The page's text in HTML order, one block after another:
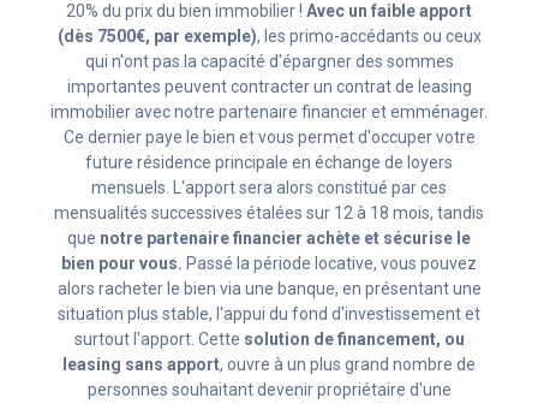
20% du prix du bien immobilier ! Avec un faible apport
(dès 7500€, par exemple), les primo-accédants ou ceux
qui n'ont pas la capacité d'épargner des sommes
importantes peuvent contracter un contrat de leasing
immobilier avec notre partenaire financier et emménager.
Ce dernier paye le bien et vous permet d'occuper votre
future résidence principale en échange de loyers
mensuels. L'apport sera alors constitué par ces
mensualités successives étalées sur 12 à 18 mois, tandis
que notre partenaire financier achète et sécurise le
bien pour vous. Passé la période locative, vous pouvez
alors racheter le bien via une banque, en présentant une
situation plus stable, l'appui du fond d'investissement et
surtout l'apport. Cette solution de financement, ou
leasing sans apport, ouvre à un plus grand nombre de
personnes souhaitant devenir propriétaire d'une